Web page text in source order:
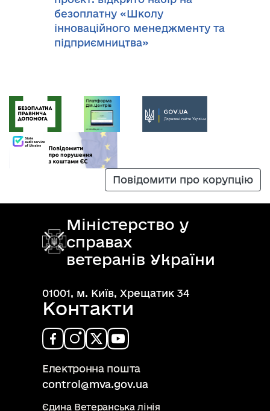
безоплатну «Школу
інноваційного менеджменту та
підприємництва»
Повідомити про корупцію
Міністерство у
справах
ветеранів України
01001, м. Київ, Хрещатик 34
Контакти
Електронна пошта
control@mva.gov.ua
Єдина Ветеранська лінія